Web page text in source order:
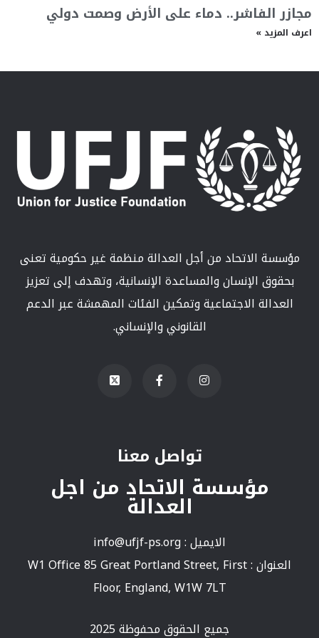
دماء على الأرض وصمت دولي
»
الاتحاد من أجل العدالة منظمة غير حكومية تعنى
الإنسان والمساعدة الإنسانية، وتهدف إلى تعزيز
الاجتماعية وتمكين الفئات المهمشة عبر الدعم
القانوني والإنساني.
تواصل معنا
مؤسسة الاتحاد من اجل
العدالة
info@ufjf-ps.org
العنوان : W1 Office 85 Great Portland Street, First
Floor, England, W1W 7LT
جميع الحقوق محفوظة 2025